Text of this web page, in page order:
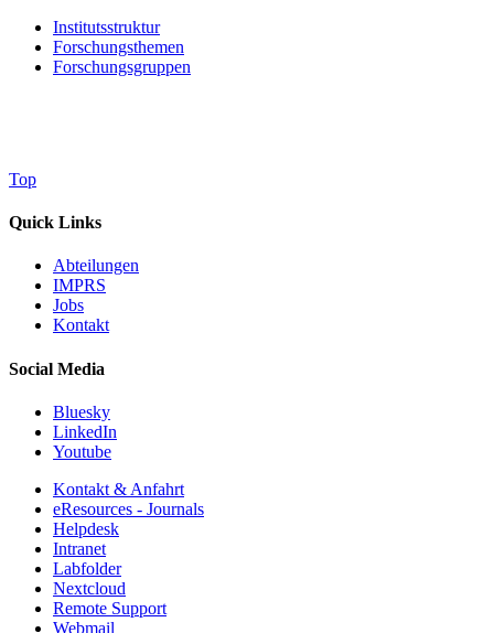
Institutsstruktur
Forschungsthemen
Forschungsgruppen
Top
Quick Links
Abteilungen
IMPRS
Jobs
Kontakt
Social Media
Bluesky
LinkedIn
Youtube
Kontakt & Anfahrt
eResources - Journals
Helpdesk
Intranet
Labfolder
Nextcloud
Remote Support
Webmail